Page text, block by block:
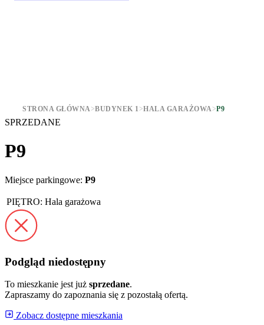
STRONA GŁÓWNA>BUDYNEK 1 >HALA GARAŻOWA>P9
SPRZEDANE
P9
Miejsce parkingowe: P9
PIĘTRO: Hala garażowa
Podgląd niedostępny
To mieszkanie jest już sprzedane.
Zapraszamy do zapoznania się z pozostałą ofertą.
Zobacz dostępne mieszkania